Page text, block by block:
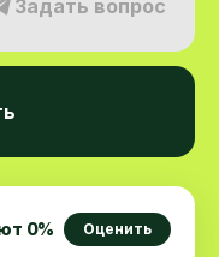
0% Оценить
Задать вопрос